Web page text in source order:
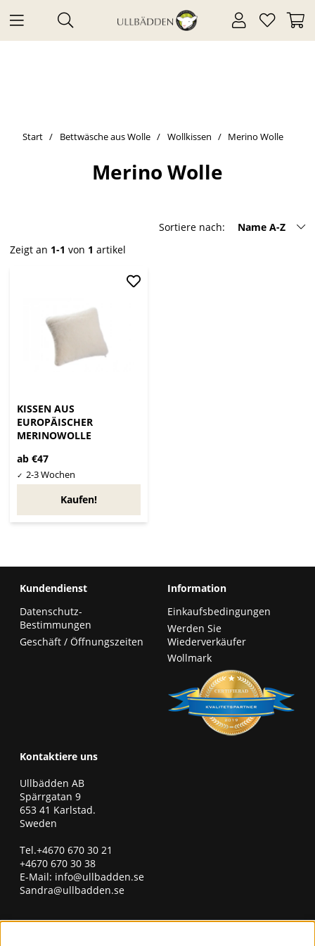
Start Bettwäsche aus Wolle Wollkissen Merino Wolle
Merino Wolle
Sortiere nach:
Name A-Z
Zeigt an 1-1 von 1 artikel
KISSEN AUS
EUROPÄISCHER
MERINOWOLLE
ab €47
Kaufen!
Kundendienst
Datenschutz-
Bestimmungen
Geschäft / Öffnungszeiten
Information
Einkaufsbedingungen
Werden Sie
Wiederverkäufer
Wollmark
Kontaktiere uns
Ullbädden AB
Spärrgatan 9
653 41 Karlstad.
Sweden
Tel.+4670 670 30 21
+4670 670 30 38
E-Mail: info@ullbadden.se
Sandra@ullbadden.se